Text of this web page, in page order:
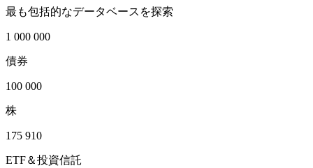
最も包括的なデータベースを探索
1 000 000
債券
100 000
株
175 910
ETF＆投資信託